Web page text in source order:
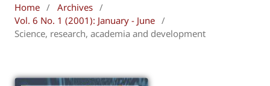
Home / Archives /
Vol. 6 No. 1 (2001): January - June /
Science, research, academia and development